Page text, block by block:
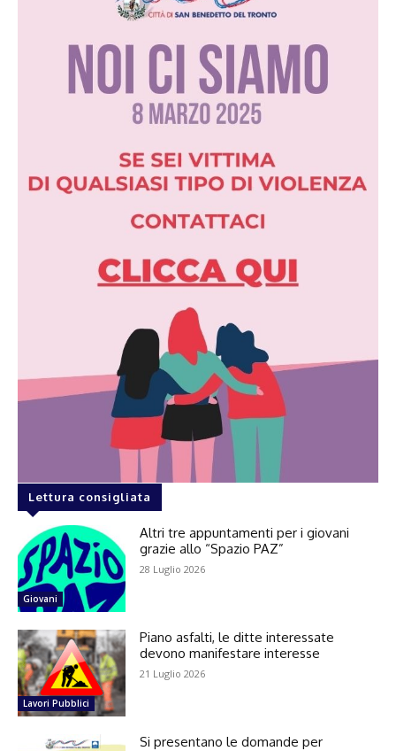
Lettura consigliata
Giovani
Altri tre appuntamenti per i giovani
grazie allo “Spazio PAZ”
28 Luglio 2026
Lavori Pubblici
Piano asfalti, le ditte interessate
devono manifestare interesse
21 Luglio 2026
Si presentano le domande per